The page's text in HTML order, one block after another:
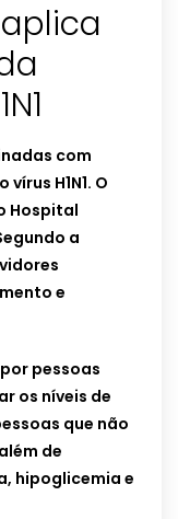
com
H1N1. O
Hospital
a
e
pessoas
os níveis de
que não
de
hipoglicemia e